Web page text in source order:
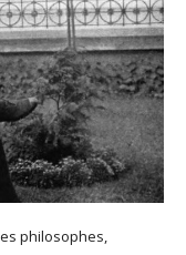
philosophes,